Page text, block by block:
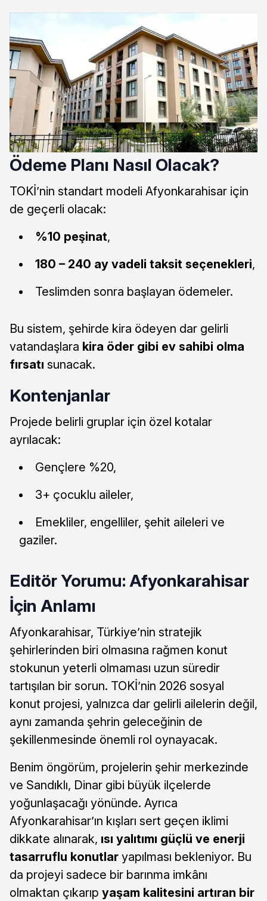
Ödeme Planı Nasıl Olacak?
TOKİ’nin standart modeli Afyonkarahisar için
de geçerli olacak:
%10 peşinat,
180 – 240 ay vadeli taksit seçenekleri,
Teslimden sonra başlayan ödemeler.
Bu sistem, şehirde kira ödeyen dar gelirli
vatandaşlara kira öder gibi ev sahibi olma
fırsatı sunacak.
Kontenjanlar
Projede belirli gruplar için özel kotalar
ayrılacak:
Gençlere %20,
3+ çocuklu aileler,
Emekliler, engelliler, şehit aileleri ve
gaziler.
Editör Yorumu: Afyonkarahisar
İçin Anlamı
Afyonkarahisar, Türkiye’nin stratejik
şehirlerinden biri olmasına rağmen konut
stokunun yeterli olmaması uzun süredir
tartışılan bir sorun. TOKİ’nin 2026 sosyal
konut projesi, yalnızca dar gelirli ailelerin değil,
aynı zamanda şehrin geleceğinin de
şekillenmesinde önemli rol oynayacak.
Benim öngörüm, projelerin şehir merkezinde
ve Sandıklı, Dinar gibi büyük ilçelerde
yoğunlaşacağı yönünde. Ayrıca
Afyonkarahisar’ın kışları sert geçen iklimi
dikkate alınarak, ısı yalıtımı güçlü ve enerji
tasarruflu konutlar yapılması bekleniyor. Bu
da projeyi sadece bir barınma imkânı
olmaktan çıkarıp yaşam kalitesini artıran bir